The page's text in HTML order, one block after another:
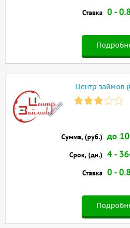
Ставка 0 -
Центр займов
Сумма, (руб.) до
Срок, (дн.) 4 -
Ставка 0 -